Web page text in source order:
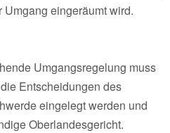
eingeräumt wird.
Umgangsregelung muss
Entscheidungen des
eingelegt werden und
Oberlandesgericht.